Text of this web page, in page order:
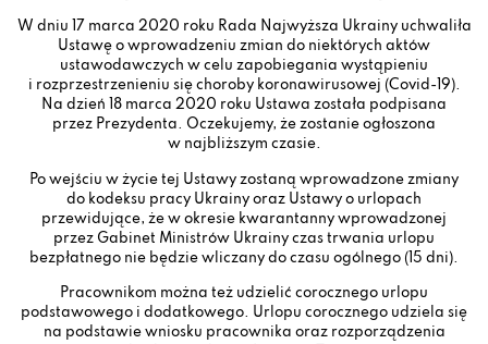
W dniu 17 marca 2020 roku Rada Najwyższa Ukrainy uchwaliła
Ustawę o wprowadzeniu zmian do niektórych aktów
ustawodawczych w celu zapobiegania wystąpieniu
i rozprzestrzenieniu się choroby koronawirusowej (Covid-19).
Na dzień 18 marca 2020 roku Ustawa została podpisana
przez Prezydenta. Oczekujemy, że zostanie ogłoszona
w najbliższym czasie.
Po wejściu w życie tej Ustawy zostaną wprowadzone zmiany
do kodeksu pracy Ukrainy oraz Ustawy o urlopach
przewidujące, że w okresie kwarantanny wprowadzonej
przez Gabinet Ministrów Ukrainy czas trwania urlopu
bezpłatnego nie będzie wliczany do czasu ogólnego (15 dni).
Pracownikom można też udzielić corocznego urlopu
podstawowego i dodatkowego. Urlopu corocznego udziela się
na podstawie wniosku pracownika oraz rozporządzenia